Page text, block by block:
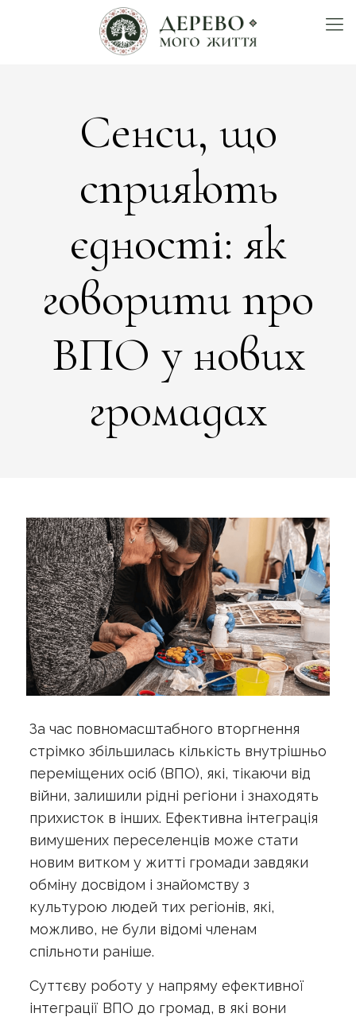
Сенси, що
сприяють
єдності: як
говорити про
ВПО у нових
громадах
За час повномасштабного вторгнення
стрімко збільшилась кількість внутрішньо
переміщених осіб (ВПО), які, тікаючи від
війни, залишили рідні регіони і знаходять
прихисток в інших. Ефективна інтеграція
вимушених переселенців може стати
новим витком у житті громади завдяки
обміну досвідом і знайомству з
культурою людей тих регіонів, які,
можливо, не були відомі членам
спільноти раніше.
Суттєву роботу у напряму ефективної
інтеграції ВПО до громад, в які вони